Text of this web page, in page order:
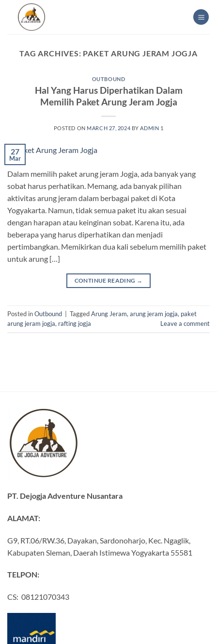
content
TAG ARCHIVES: PAKET ARUNG JERAM JOGJA
OUTBOUND
Hal Yang Harus Diperhatikan Dalam
Memilih Paket Arung Jeram Jogja
POSTED ON MARCH 27, 2024 BY ADMIN 1
27
Mar
Dalam memilih paket arung jeram Jogja, ada banyak yang
sobat harus perhatikan. Memang, ada banyak pilihan
aktivitas arung jeram dalam berbagai paket di Kota
Yogyakarta. Namun, tidak semua paket itu akan sesuai
dengan harapan atau keinginan sobat. Karena itu, ada
beberapa yang harus diperhatikan dan menjadi
pertimbangkan. Memikirkan dua kali sebelum memilih paket
untuk arung […]
CONTINUE READING →
Posted inOutbound TaggedArung Jeram,arung jeram jogja, paket
arung jeram jogja, rafting jogja Leave a comment
PT. Dejogja Adventure Nusantara
ALAMAT:
G9, RT.06/RW.36, Dayakan, Sardonoharjo, Kec. Ngaglik,
Kabupaten Sleman, Daerah Istimewa Yogyakarta 55581
TELPON:
CS: 08121070343